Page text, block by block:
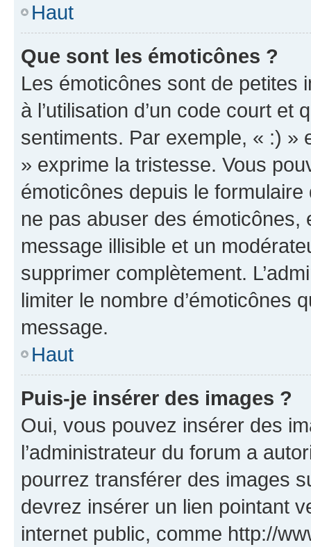
Haut
Que sont les émoticônes ?
Les émoticônes sont de petites
à l’utilisation d’un code court et
sentiments. Par exemple, « :) »
» exprime la tristesse. Vous
émoticônes depuis le
ne pas abuser des
message illisible et un
supprimer complètement.
limiter le nombre d’émoticônes
message.
Haut
Puis-je insérer des images ?
Oui, vous pouvez insérer des
l’administrateur du forum a
pourrez transférer des images
devrez insérer un lien pointant
internet public, comme http://